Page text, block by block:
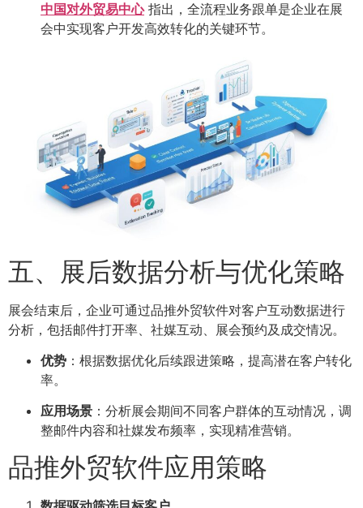
中国对外贸易中心指出，全流程业务跟单是企业在展
会中实现客户开发高效转化的关键环节。
五、展后数据分析与优化策略
展会结束后，企业可通过品推外贸软件对客户互动数据进行
分析，包括邮件打开率、社媒互动、展会预约及成交情况。
优势 ：根据数据优化后续跟进策略，提高潜在客户转化
率。
应用场景 ：分析展会期间不同客户群体的互动情况，调
整邮件内容和社媒发布频率，实现精准营销。
品推外贸软件应用策略